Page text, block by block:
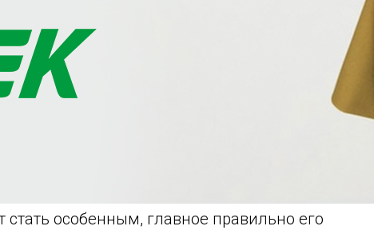
особенным, главное правильно его